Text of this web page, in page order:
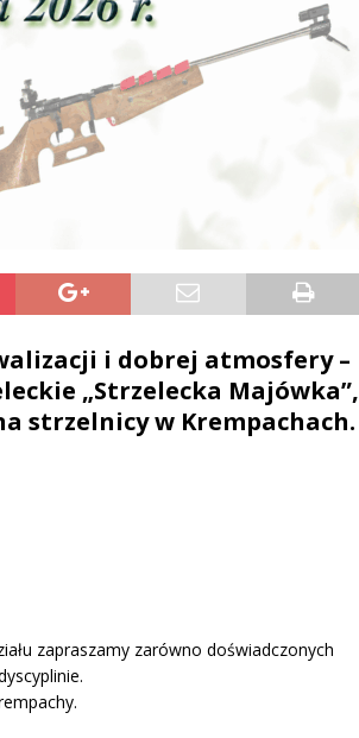
i dobrej atmosfery –
„Strzelecka Majówka”,
strzelnicy w Krempachach.
zapraszamy zarówno doświadczonych